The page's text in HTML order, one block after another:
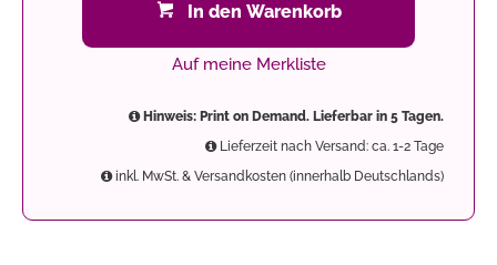
In den Warenkorb
Auf meine Merkliste
Hinweis: Print on Demand. Lieferbar in 5 Tagen.
Lieferzeit nach Versand: ca. 1-2 Tage
inkl. MwSt. & Versandkosten (innerhalb Deutschlands)